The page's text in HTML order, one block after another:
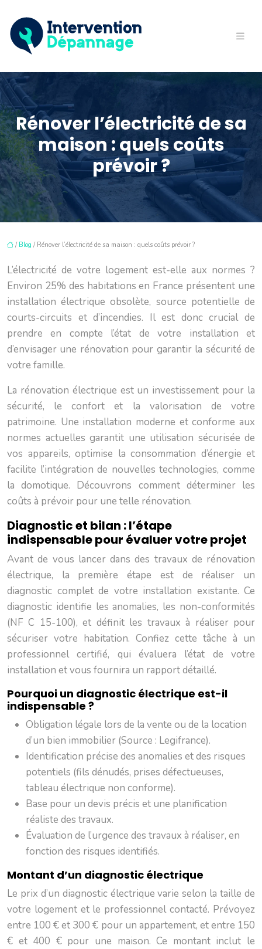
Rénover l’électricité de sa
maison : quels coûts
prévoir ?
/ Blog / Rénover l’électricité de sa maison : quels coûts prévoir ?
L’électricité de votre logement est-elle aux normes ?
Environ 25% des habitations en France présentent une
installation électrique obsolète, source potentielle de
courts-circuits et d’incendies. Il est donc crucial de
prendre en compte l’état de votre installation et
d’envisager une rénovation pour garantir la sécurité de
votre famille.
La rénovation électrique est un investissement pour la
sécurité, le confort et la valorisation de votre
patrimoine. Une installation moderne et conforme aux
normes actuelles garantit une utilisation sécurisée de
vos appareils, optimise la consommation d’énergie et
facilite l’intégration de nouvelles technologies, comme
la domotique. Découvrons comment déterminer les
coûts à prévoir pour une telle rénovation.
Diagnostic et bilan : l’étape
indispensable pour évaluer votre projet
Avant de vous lancer dans des travaux de rénovation
électrique, la première étape est de réaliser un
diagnostic complet de votre installation existante. Ce
diagnostic identifie les anomalies, les non-conformités
(NF C 15-100), et définit les travaux à réaliser pour
sécuriser votre habitation. Confiez cette tâche à un
professionnel certifié, qui évaluera l’état de votre
installation et vous fournira un rapport détaillé.
Pourquoi un diagnostic électrique est-il
indispensable ?
Obligation légale lors de la vente ou de la location
d’un bien immobilier (Source : Legifrance).
Identification précise des anomalies et des risques
potentiels (fils dénudés, prises défectueuses,
tableau électrique non conforme).
Base pour un devis précis et une planification
réaliste des travaux.
Évaluation de l’urgence des travaux à réaliser, en
fonction des risques identifiés.
Montant d’un diagnostic électrique
Le prix d’un diagnostic électrique varie selon la taille de
votre logement et le professionnel contacté. Prévoyez
entre 100 € et 300 € pour un appartement, et entre 150
€ et 400 € pour une maison. Ce montant inclut le